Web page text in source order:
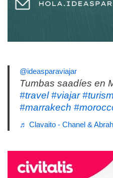
@ideasparaviajar
Tumbas saadíes
#travel #viajar
#marrakech
♬ Clavaito - Chanel &